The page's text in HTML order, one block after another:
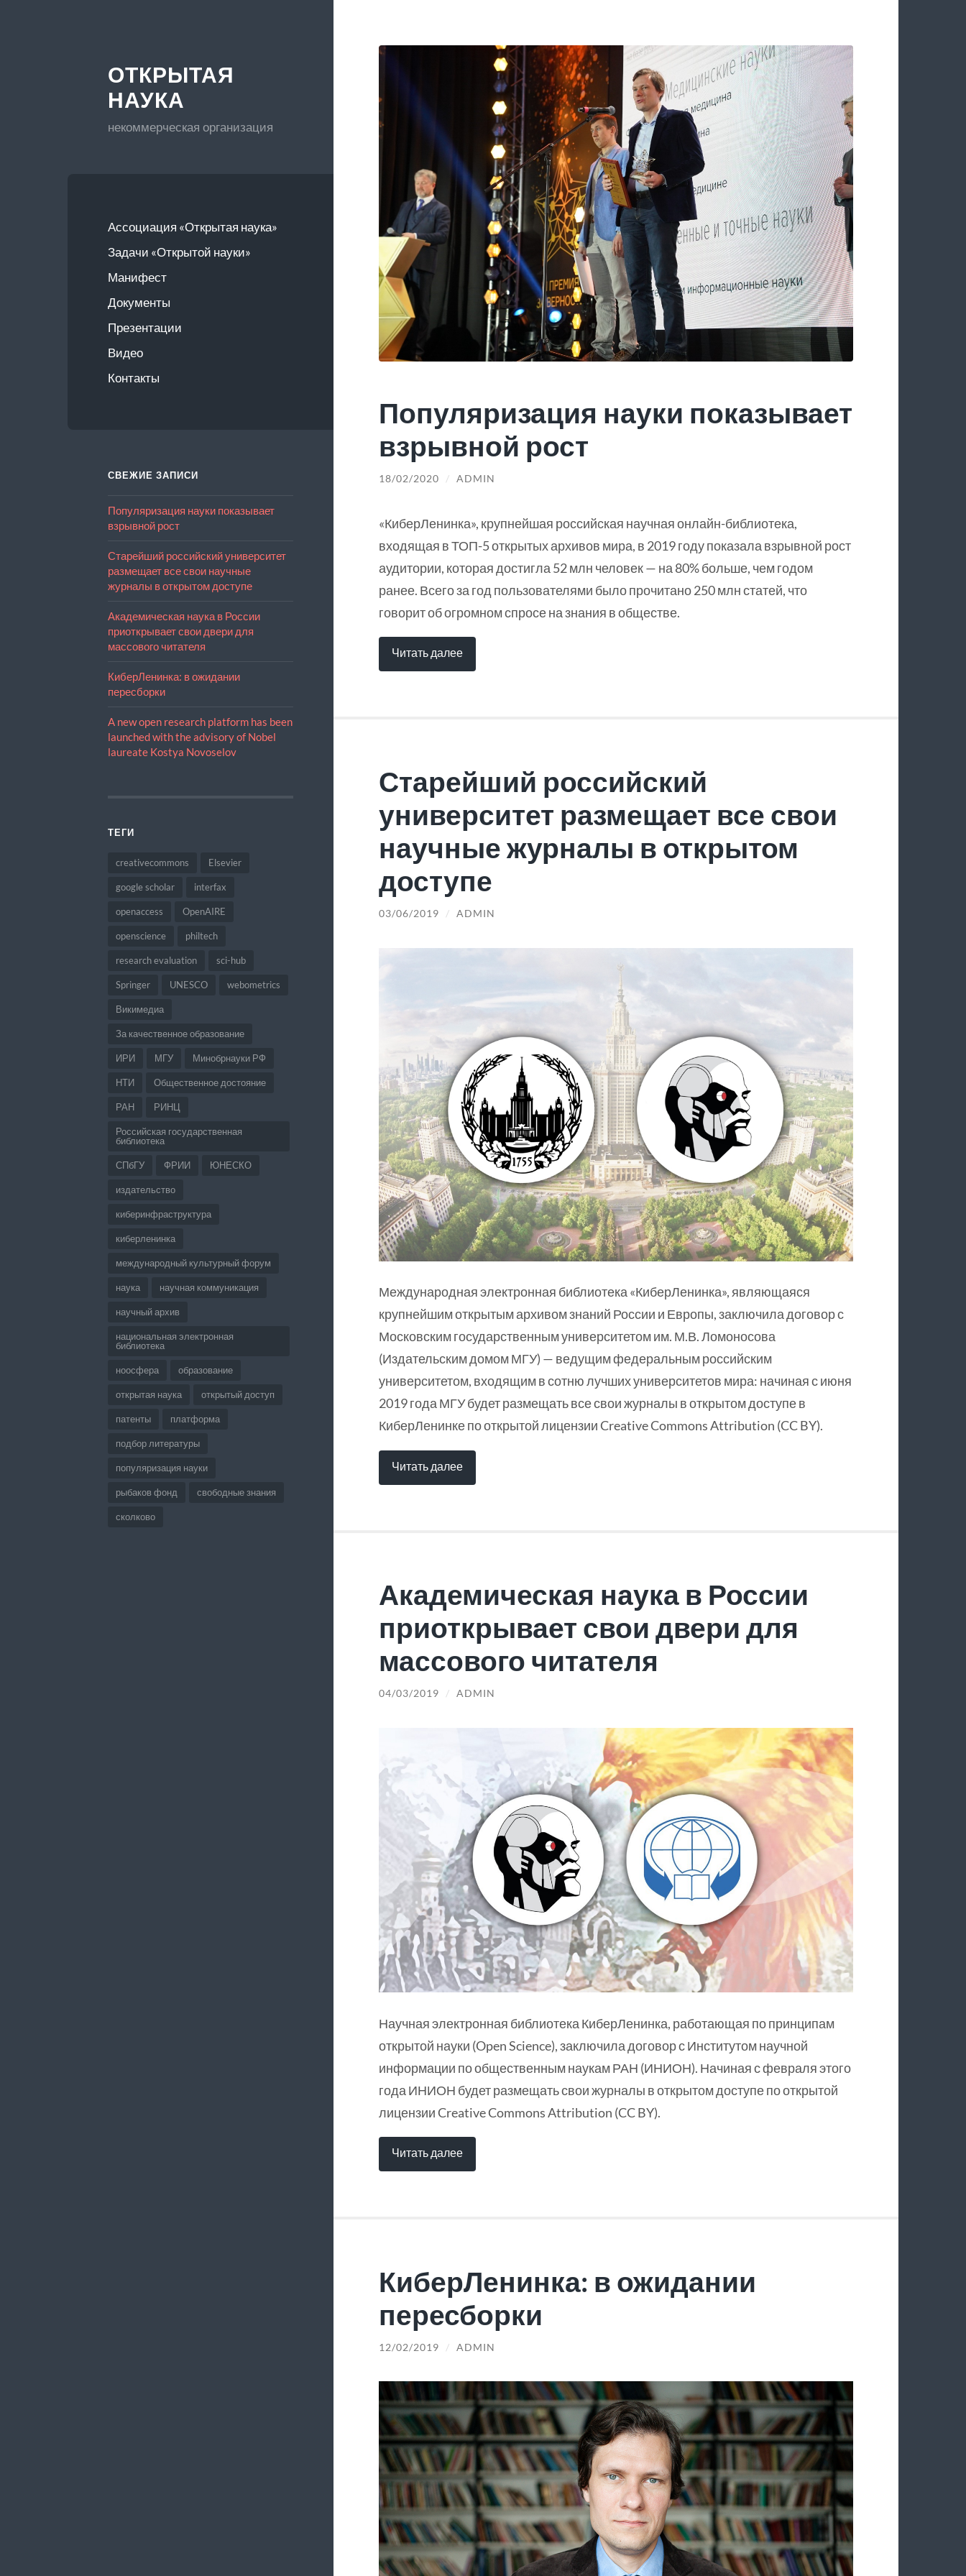
ОТКРЫТАЯ
НАУКА
некоммерческая организация
Ассоциация «Открытая наука»
Задачи «Открытой науки»
Манифест
Документы
Презентации
Видео
Контакты
СВЕЖИЕ ЗАПИСИ
Популяризация науки показывает
взрывной рост
Старейший российский университет
размещает все свои научные
журналы в открытом доступе
Академическая наука в России
приоткрывает свои двери для
массового читателя
КиберЛенинка: в ожидании
пересборки
A new open research platform has been
launched with the advisory of Nobel
laureate Kostya Novoselov
ТЕГИ
creativecommons Elsevier
google scholar interfax
openaccess OpenAIRE
openscience philtech
research evaluation sci-hub
Springer UNESCO webometrics
Викимедиа
За качественное образование
ИРИ МГУ Минобрнауки РФ
НТИ Общественное достояние
РАН РИНЦ
Российская государственная
библиотека
СПбГУ ФРИИ ЮНЕСКО
издательство
киберинфраструктура
киберленинка
международный культурный форум
наука научная коммуникация
научный архив
национальная электронная
библиотека
ноосфера образование
открытая наука открытый доступ
патенты платформа
подбор литературы
популяризация науки
рыбаков фонд свободные знания
сколково
Популяризация науки показывает
взрывной рост
18/02/2020 / ADMIN
«КиберЛенинка», крупнейшая российская научная онлайн-библиотека,
входящая в ТОП-5 открытых архивов мира, в 2019 году показала взрывной рост
аудитории, которая достигла 52 млн человек — на 80% больше, чем годом
ранее. Всего за год пользователями было прочитано 250 млн статей, что
говорит об огромном спросе на знания в обществе.
Читать далее
Старейший российский
университет размещает все свои
научные журналы в открытом
доступе
03/06/2019 / ADMIN
Международная электронная библиотека «КиберЛенинка», являющаяся
крупнейшим открытым архивом знаний России и Европы, заключила договор с
Московским государственным университетом им. М.В. Ломоносова
(Издательским домом МГУ) — ведущим федеральным российским
университетом, входящим в сотню лучших университетов мира: начиная с июня
2019 года МГУ будет размещать все свои журналы в открытом доступе в
КиберЛенинке по открытой лицензии Creative Commons Attribution (CC BY).
Читать далее
Академическая наука в России
приоткрывает свои двери для
массового читателя
04/03/2019 / ADMIN
Научная электронная библиотека КиберЛенинка, работающая по принципам
открытой науки (Open Science), заключила договор с Институтом научной
информации по общественным наукам РАН (ИНИОН). Начиная с февраля этого
года ИНИОН будет размещать свои журналы в открытом доступе по открытой
лицензии Creative Commons Attribution (CC BY).
Читать далее
КиберЛенинка: в ожидании
пересборки
12/02/2019 / ADMIN